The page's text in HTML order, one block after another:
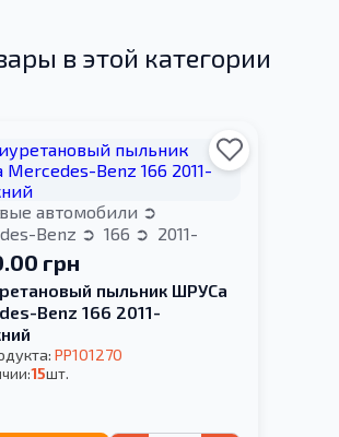
в этой категории
автомобили
Benz
166 2011-
грн
пыльник ШРУСа
Benz 166 2011-
PP101270
15шт.